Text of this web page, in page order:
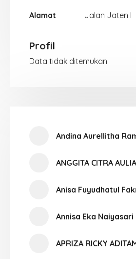
Alamat Jalan Jaten I
Profil
Data tidak ditemukan
Andina Aurellitha
ANGGITA CITRA AULIA
Anisa Fuyudhatul
Annisa Eka Naiyasari
APRIZA RICKY